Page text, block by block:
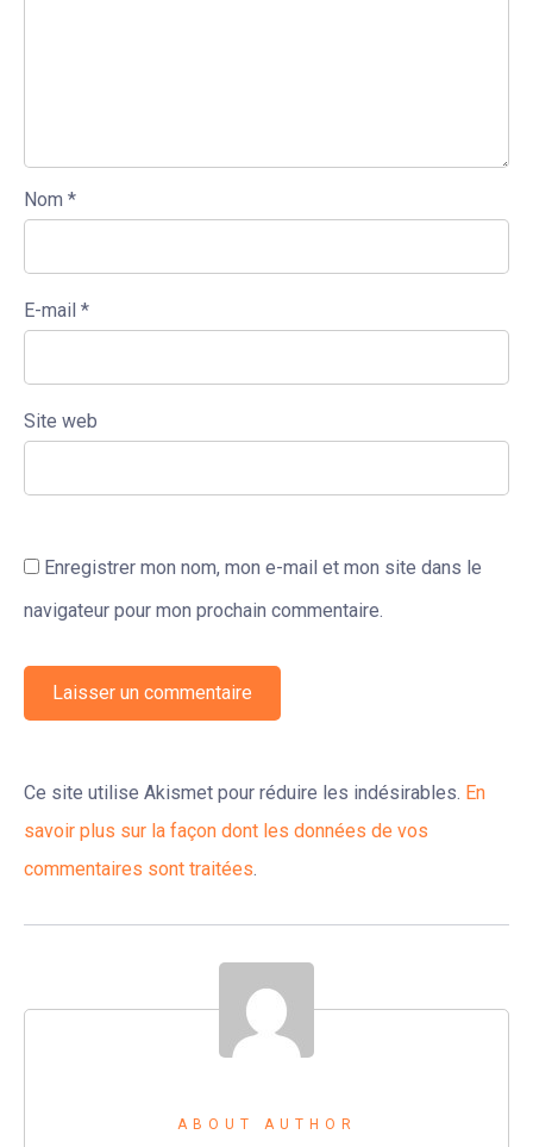
Nom *
E-mail *
Site web
Enregistrer mon nom, mon e-mail et mon site dans le
navigateur pour mon prochain commentaire.
Ce site utilise Akismet pour réduire les indésirables. En
savoir plus sur la façon dont les données de vos
commentaires sont traitées.
ABOUT AUTHOR